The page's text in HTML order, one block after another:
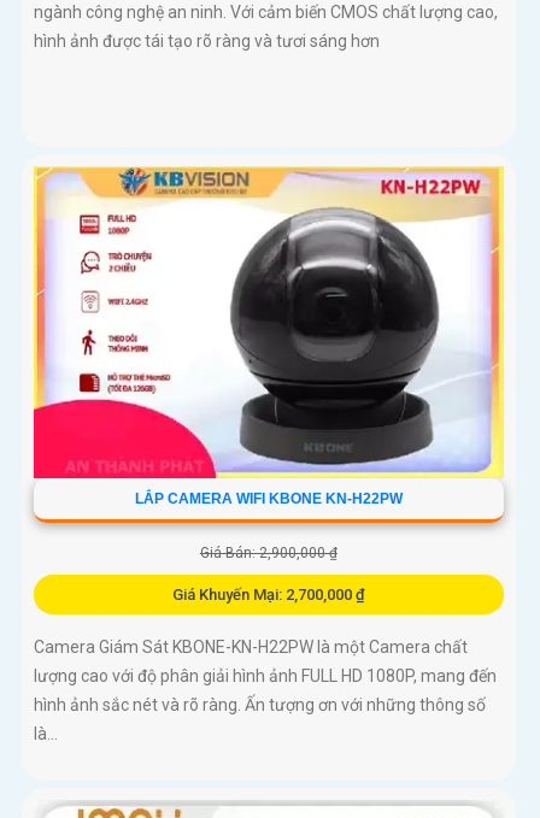
ngành công nghệ an ninh. Với cảm biến CMOS chất lượng cao,
hình ảnh được tái tạo rõ ràng và tươi sáng hơn
LẮP CAMERA WIFI KBONE KN-H22PW
Giá Bán: 2,900,000 ₫
Giá Khuyến Mại: 2,700,000 ₫
Camera Giám Sát KBONE-KN-H22PW là một Camera chất
lượng cao với độ phân giải hình ảnh FULL HD 1080P, mang đến
hình ảnh sắc nét và rõ ràng. Ấn tượng ơn với những thông số
là...